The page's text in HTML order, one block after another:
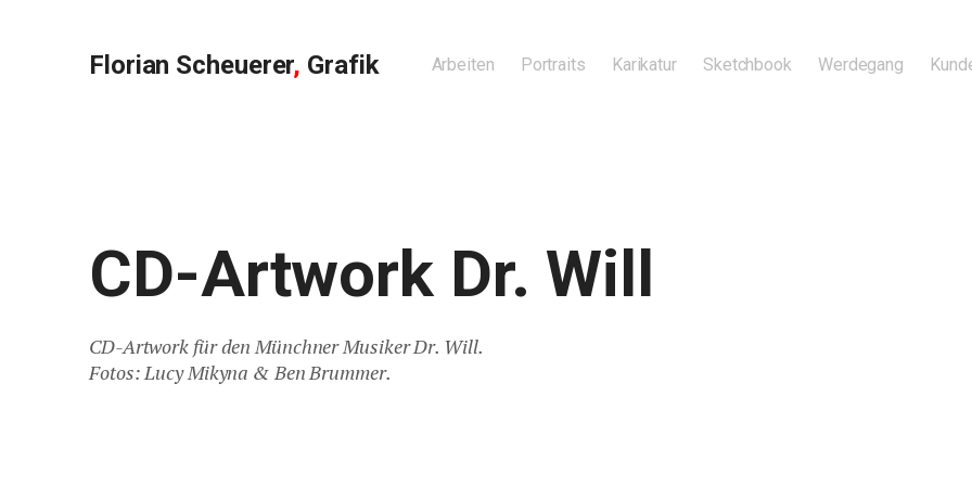
Florian Scheuerer, Grafik Arbeiten Portraits Karikatur Sketchbook Werdegang
CD-Artwork Dr. Will
CD-Artwork für den Münchner Musiker Dr. Will.
Fotos: Lucy Mikyna & Ben Brummer.